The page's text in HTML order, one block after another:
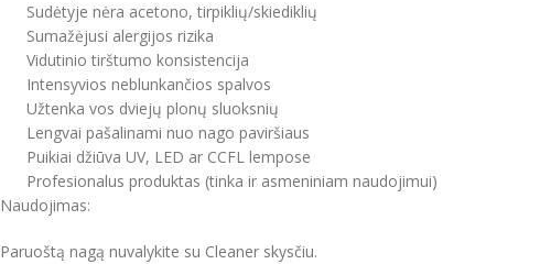
Sudėtyje nėra acetono, tirpiklių/skiediklių
Sumažėjusi alergijos rizika
Vidutinio tirštumo konsistencija
Intensyvios neblunkančios spalvos
Užtenka vos dviejų plonų sluoksnių
Lengvai pašalinami nuo nago paviršiaus
Puikiai džiūva UV, LED ar CCFL lempose
Profesionalus produktas (tinka ir asmeniniam naudojimui)
Naudojimas:
Paruoštą nagą nuvalykite su Cleaner skysčiu.